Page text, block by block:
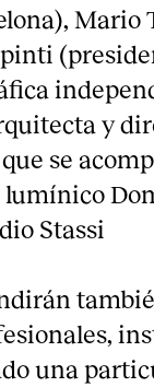
Mario
y
se
Stassi
una